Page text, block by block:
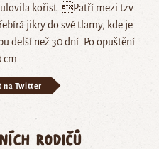
kořist. Patří mezi tzv.
jikry do své tlamy, kde je
delší než 30 dní. Po opuštění
na Twitter
rodičů